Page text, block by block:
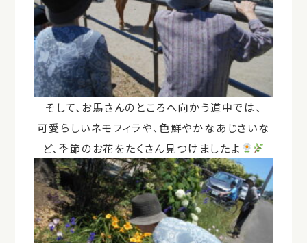
そして、お馬さんのところへ向かう道中では、
可愛らしいネモフィラや、色鮮やかなあじさいな
ど、季節のお花をたくさん見つけましたよ